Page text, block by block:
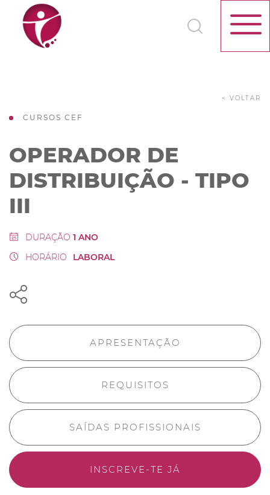
CURSOS CEF
< VOLTAR
OPERADOR DE
DISTRIBUIÇÃO - TIPO
III
DURAÇÃO 1 ANO
HORÁRIO
LABORAL
APRESENTAÇÃO
REQUISITOS
SAÍDAS PROFISSIONAIS
INSCREVE-TE JÁ